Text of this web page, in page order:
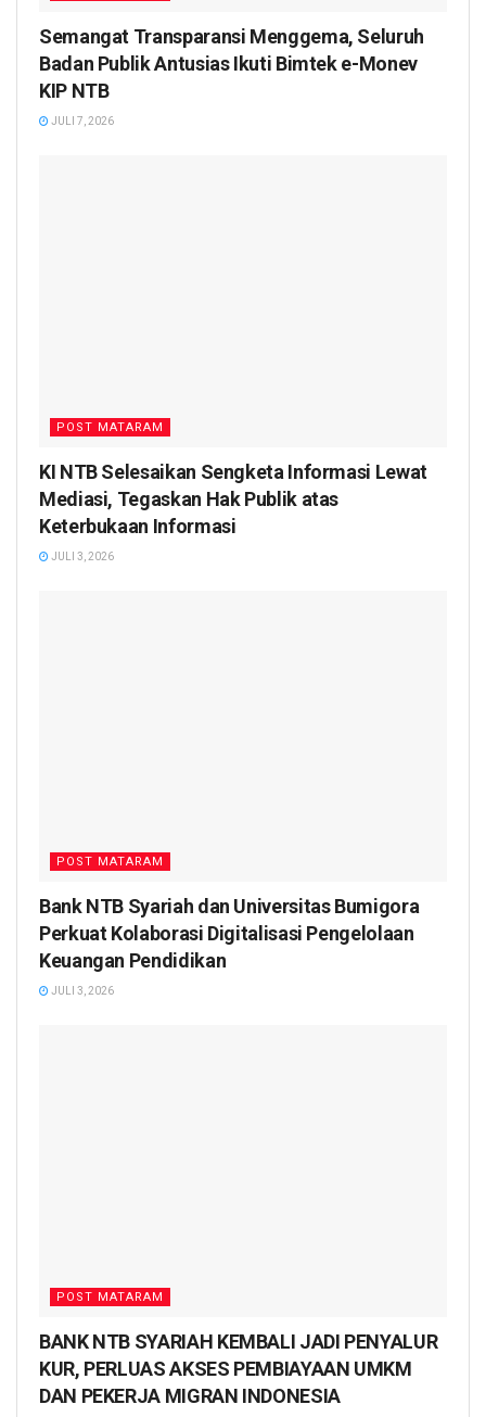
Semangat Transparansi Menggema, Seluruh
Badan Publik Antusias Ikuti Bimtek e-Monev
KIP NTB
JULI 7, 2026
POST MATARAM
KI NTB Selesaikan Sengketa Informasi Lewat
Mediasi, Tegaskan Hak Publik atas
Keterbukaan Informasi
JULI 3, 2026
POST MATARAM
Bank NTB Syariah dan Universitas Bumigora
Perkuat Kolaborasi Digitalisasi Pengelolaan
Keuangan Pendidikan
JULI 3, 2026
POST MATARAM
BANK NTB SYARIAH KEMBALI JADI PENYALUR
KUR, PERLUAS AKSES PEMBIAYAAN UMKM
DAN PEKERJA MIGRAN INDONESIA